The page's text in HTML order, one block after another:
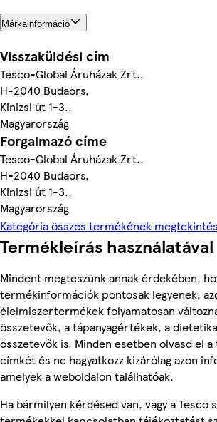
Márkainformáció
Visszaküldési cím
Tesco-Global Áruházak Zrt.,
H-2040 Budaörs,
Kinizsi út 1-3.,
Magyarország
Forgalmazó címe
Tesco-Global Áruházak Zrt.,
H-2040 Budaörs,
Kinizsi út 1-3.,
Magyarország
Kategória összes termékének
Termékleírás használatával
Mindent megteszünk annak érdekében,
termékinformációk pontosak legyenek,
élelmiszertermékek folyamatosan
összetevők, a tápanyagértékek, a
összetevők is. Minden esetben olvasd el
címkét és ne hagyatkozz kizárólag azon
amelyek a weboldalon találhatóak.
Ha bármilyen kérdésed van, vagy a Tesco